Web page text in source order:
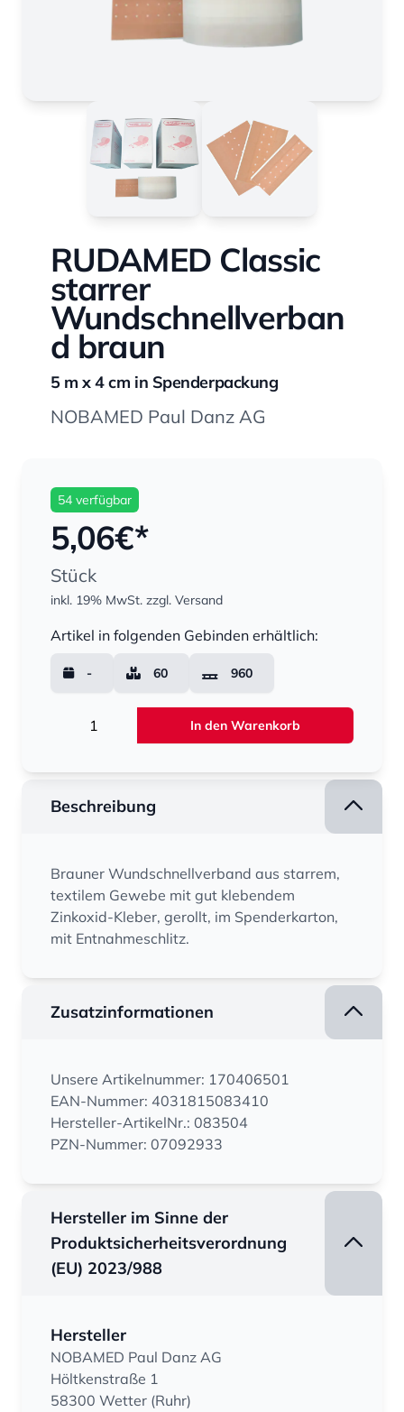
RUDAMED Classic
starrer
Wundschnellverban
d braun
5 m x 4 cm in Spenderpackung
NOBAMED Paul Danz AG
54 verfügbar
5,06€*
Stück
inkl. 19% MwSt. zzgl. Versand
Artikel in folgenden Gebinden erhältlich:
- 60 960
In den Warenkorb
Beschreibung
Brauner Wundschnellverband aus starrem,
textilem Gewebe mit gut klebendem
Zinkoxid-Kleber, gerollt, im Spenderkarton,
mit Entnahmeschlitz.
Zusatzinformationen
Unsere Artikelnummer: 170406501
EAN-Nummer: 4031815083410
Hersteller-ArtikelNr.: 083504
PZN-Nummer: 07092933
Hersteller im Sinne der
Produktsicherheitsverordnung
(EU) 2023/988
Hersteller
NOBAMED Paul Danz AG
Höltkenstraße 1
58300 Wetter (Ruhr)